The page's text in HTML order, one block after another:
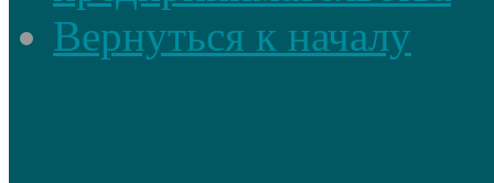
Вернуться к началу